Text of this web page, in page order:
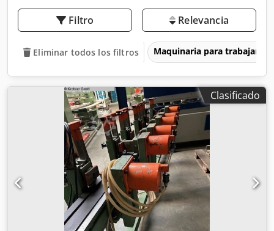
Filtro Relevancia
Eliminar todos los filtros Maquinaria para trabajar la
Clasificado